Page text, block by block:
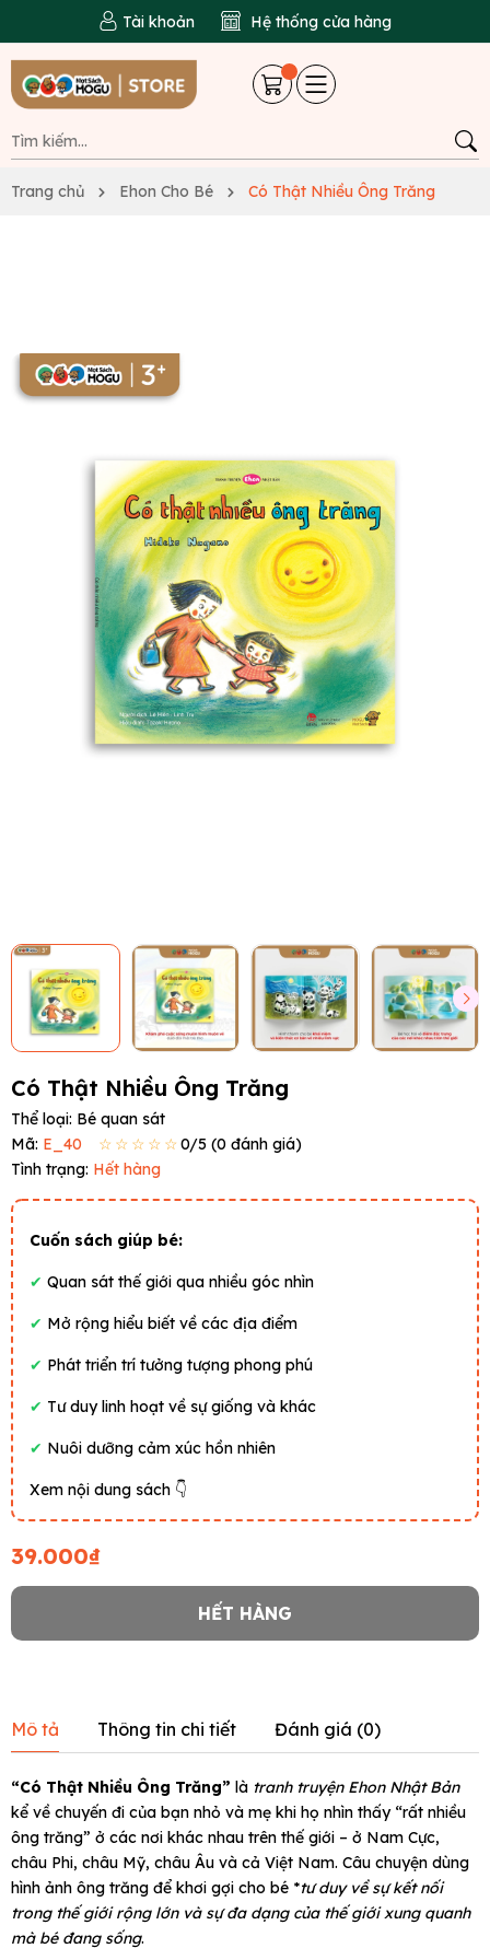
Tài khoản Hệ thống cửa hàng
Trang chủ Ehon Cho Bé Có Thật Nhiều Ông Trăng
Có Thật Nhiều Ông Trăng
Thể loại: Bé quan sát
Mã: E_40 ☆☆☆☆☆0/5 (0 đánh giá)
Tình trạng: Hết hàng
Cuốn sách giúp bé:
✔ Quan sát thế giới qua nhiều góc nhìn
✔ Mở rộng hiểu biết về các địa điểm
✔ Phát triển trí tưởng tượng phong phú
✔ Tư duy linh hoạt về sự giống và khác
✔ Nuôi dưỡng cảm xúc hồn nhiên
Xem nội dung sách 👇
39.000₫
HẾT HÀNG
Mô tả Thông tin chi tiết Đánh giá (0)
“Có Thật Nhiều Ông Trăng” là tranh truyện Ehon Nhật Bản
kể về chuyến đi của bạn nhỏ và mẹ khi họ nhìn thấy “rất nhiều
ông trăng” ở các nơi khác nhau trên thế giới – ở Nam Cực,
châu Phi, châu Mỹ, châu Âu và cả Việt Nam. Câu chuyện dùng
hình ảnh ông trăng để khơi gợi cho bé *tư duy về sự kết nối
trong thế giới rộng lớn và sự đa dạng của thế giới xung quanh
mà bé đang sống.